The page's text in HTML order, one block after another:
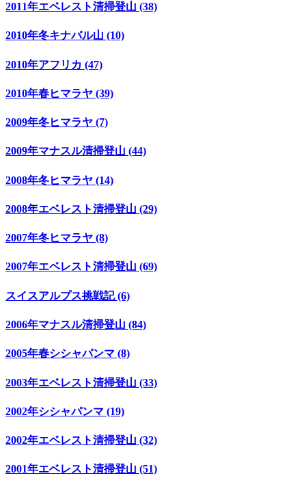
2011年エベレスト清掃登山 (38)
2010年冬キナバル山 (10)
2010年アフリカ (47)
2010年春ヒマラヤ (39)
2009年冬ヒマラヤ (7)
2009年マナスル清掃登山 (44)
2008年冬ヒマラヤ (14)
2008年エベレスト清掃登山 (29)
2007年冬ヒマラヤ (8)
2007年エベレスト清掃登山 (69)
スイスアルプス挑戦記 (6)
2006年マナスル清掃登山 (84)
2005年春シシャパンマ (8)
2003年エベレスト清掃登山 (33)
2002年シシャパンマ (19)
2002年エベレスト清掃登山 (32)
2001年エベレスト清掃登山 (51)